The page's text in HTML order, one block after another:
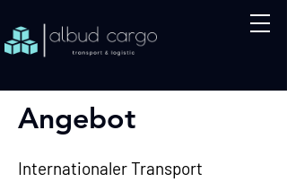
Angebot
Internationaler Transport